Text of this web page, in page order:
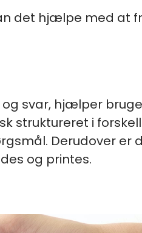
det hjælpe med at
og svar, hjælper
struktureret i
Derudover er
og printes.